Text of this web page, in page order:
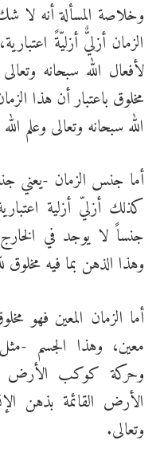
وخلاصة المسألة أنه لا
الزمان أزليٌّ أزليّةً
لأفعال الله سبحانه
مخلوق باعتبار أن هذا
الله سبحانه وتعالى وعلم
أما جنس الزمان -يعني
كذلك أزليّ أزلية
جنساً لا يوجد في
وهذا الذهن بما فيه مخلوق
أما الزمان المعين فهو
معين، وهذا الجسم -
وحركة كوكب الأرض
الأرض القائمة بذهن
وتعالى.